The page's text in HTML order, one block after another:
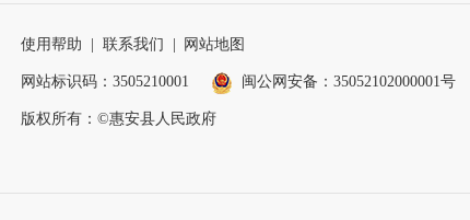
使用帮助 | 联系我们 | 网站地图
网站标识码：3505210001 闽公网安备：35052102000001号
版权所有：©惠安县人民政府